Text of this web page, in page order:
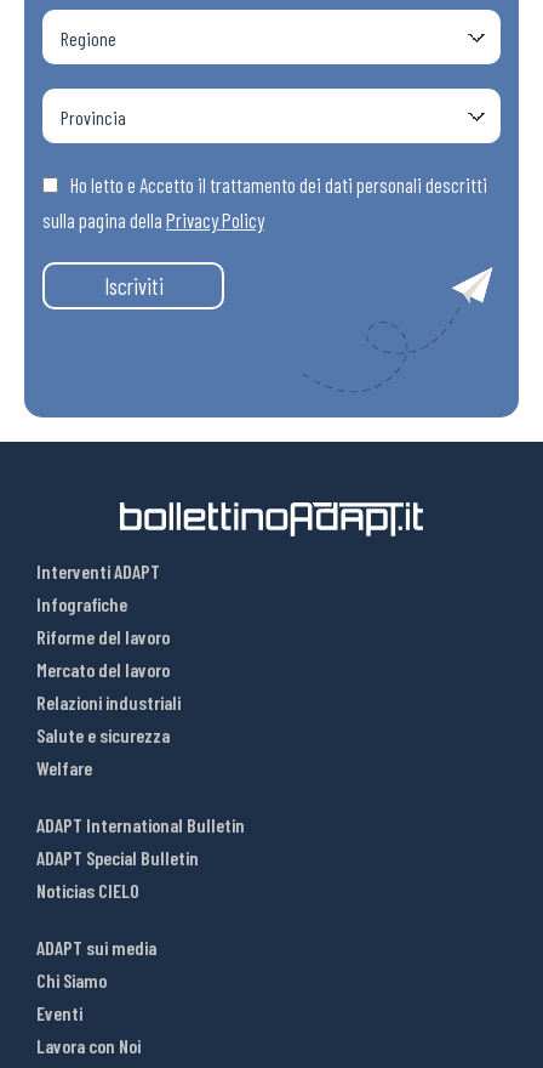
Ho letto e Accetto il trattamento dei dati personali descritti
sulla pagina della Privacy Policy
Iscriviti
Interventi ADAPT
Infografiche
Riforme del lavoro
Mercato del lavoro
Relazioni industriali
Salute e sicurezza
Welfare
ADAPT International Bulletin
ADAPT Special Bulletin
Noticias CIELO
ADAPT sui media
Chi Siamo
Eventi
Lavora con Noi